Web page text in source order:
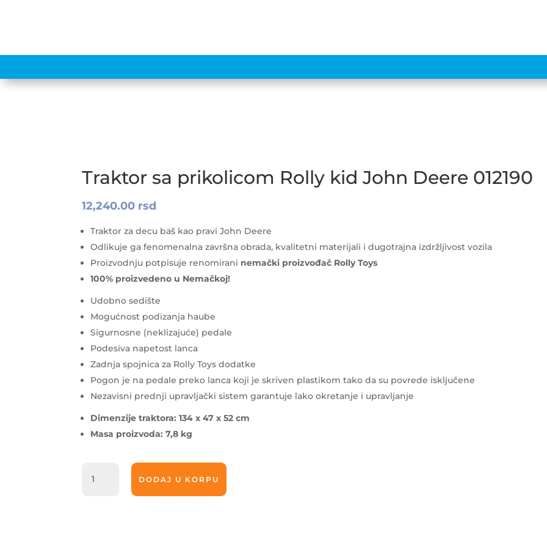
Traktor sa prikolicom Rolly kid John Deere 012190
12,240.00 rsd
Traktor za decu baš kao pravi John Deere
Odlikuje ga fenomenalna završna obrada, kvalitetni materijali i dugotrajna izdržljivost vozila
Proizvodnju potpisuje renomirani nemački proizvođač Rolly Toys
100% proizvedeno u Nemačkoj!
Udobno sedište
Mogućnost podizanja haube
Sigurnosne (neklizajuće) pedale
Podesiva napetost lanca
Zadnja spojnica za Rolly Toys dodatke
Pogon je na pedale preko lanca koji je skriven plastikom tako da su povrede isključene
Nezavisni prednji upravljački sistem garantuje lako okretanje i upravljanje
Dimenzije traktora: 134 x 47 x 52 cm
Masa proizvoda: 7,8 kg
DODAJ U KORPU